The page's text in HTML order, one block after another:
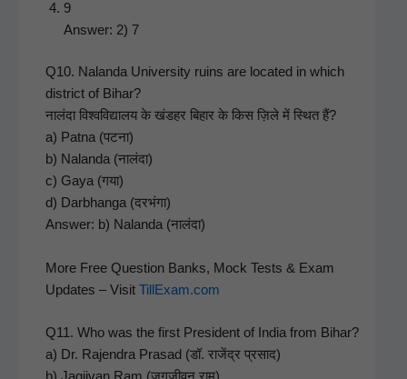
9
Answer: 2) 7
Q10. Nalan­da Uni­ver­si­ty ruins are locat­ed in which
dis­trict of Bihar?
नालंदा विश्वविद्यालय के खंडहर बिहार के किस ज़िले में स्थित हैं?
a) Pat­na (पटना)
b) Nalan­da (नालंदा)
c) Gaya (गया)
d) Darb­hanga (दरभंगा)
Answer: b) Nalan­da (नालंदा)
More Free Ques­tion Banks, Mock Tests & Exam
Updates – Vis­it TillExam.com
Q11. Who was the first Pres­i­dent of India from Bihar?
a) Dr. Rajen­dra Prasad (डॉ. राजेंद्र प्रसाद)